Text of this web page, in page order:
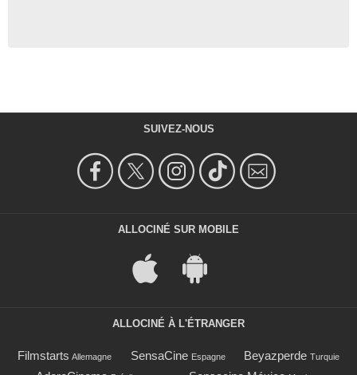
SUIVEZ-NOUS
ALLOCINÉ SUR MOBILE
ALLOCINÉ À L'ÉTRANGER
Filmstarts Allemagne SensaCine Espagne Beyazperde Turquie